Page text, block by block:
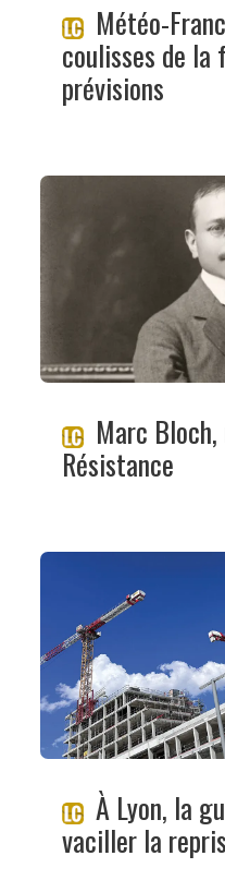
Météo-
coulisses de la
prévisions
Marc
Résistance
À Lyon, la
vaciller la